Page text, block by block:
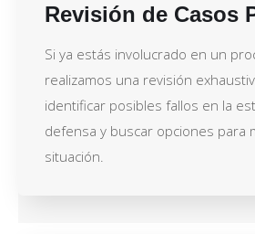
Revisión de Casos
Si ya estás involucrado en un
realizamos una revisión
identificar posibles fallos en la
defensa y buscar opciones para
situación.